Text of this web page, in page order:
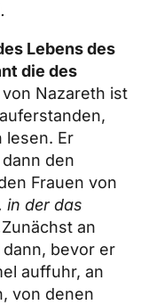
Lebens des
die des
Nazareth ist
lesen. Er
den
Frauen von
in der das
Zunächst an
bevor er
auffuhr, an
von denen